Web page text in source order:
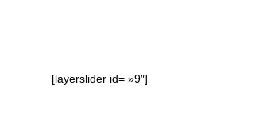
[layerslider id= »9″]